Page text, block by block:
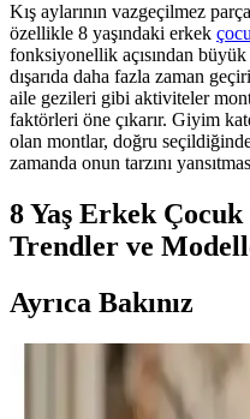
Kış aylarının vazgeçilmez
özellikle 8 yaşındaki erkek
fonksiyonellik açısından
dışarıda daha fazla zaman
aile gezileri gibi aktiviteler
faktörleri öne çıkarır. Giyim
olan montlar, doğru
zamanda onun tarzını
8 Yaş Erkek
Trendler ve
Ayrıca Bakınız
Erkek Montları
Detaylı Modellerin